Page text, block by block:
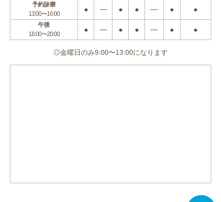
予約診療
13:00〜16:00
● ― ● ● ― ● ●
午後
16:00〜20:00
● ― ● ● ― ● ●
◎金曜日のみ9:00〜13:00になります